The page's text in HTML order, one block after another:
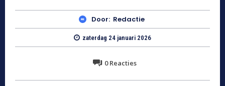
Door: Redactie
zaterdag 24 januari 2026
0Reacties